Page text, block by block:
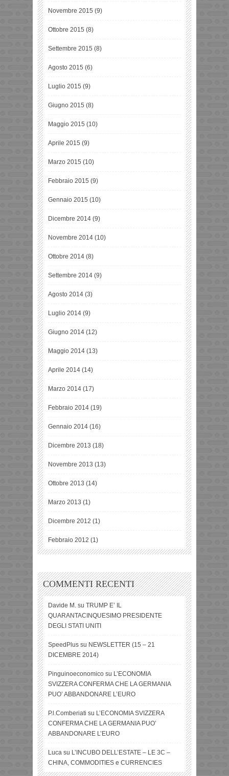
Novembre 2015 (9)
Ottobre 2015 (8)
Settembre 2015 (8)
Agosto 2015 (6)
Luglio 2015 (9)
Giugno 2015 (8)
Maggio 2015 (10)
Aprile 2015 (9)
Marzo 2015 (10)
Febbraio 2015 (9)
Gennaio 2015 (10)
Dicembre 2014 (9)
Novembre 2014 (10)
Ottobre 2014 (8)
Settembre 2014 (9)
Agosto 2014 (3)
Luglio 2014 (9)
Giugno 2014 (12)
Maggio 2014 (13)
Aprile 2014 (14)
Marzo 2014 (17)
Febbraio 2014 (19)
Gennaio 2014 (16)
Dicembre 2013 (18)
Novembre 2013 (13)
Ottobre 2013 (14)
Marzo 2013 (1)
Dicembre 2012 (1)
Febbraio 2012 (1)
COMMENTI RECENTI
Davide M. su TRUMP E’ IL
QUARANTACINQUESIMO PRESIDENTE
DEGLI STATI UNITI
SpeedPlus su NEWSLETTER (15 – 21
DICEMBRE 2014)
Pinguinoeconomico su L’ECONOMIA
SVIZZERA CONFERMA CHE LA GERMANIA
PUO’ ABBANDONARE L’EURO
P.l.Comberiati su L’ECONOMIA SVIZZERA
CONFERMA CHE LA GERMANIA PUO’
ABBANDONARE L’EURO
Luca su L’INCUBO DELL’ESTATE – LE 3C –
CHINA, COMMODITIES e CURRENCIES